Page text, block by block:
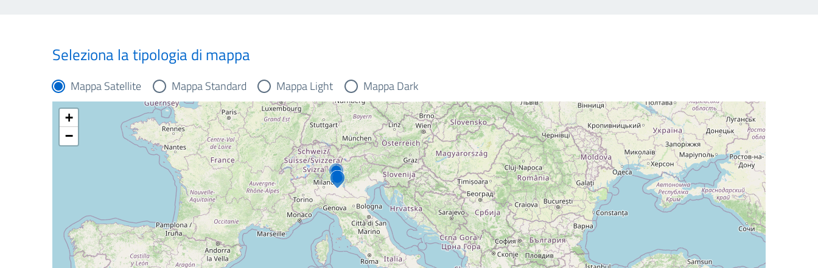
Seleziona la tipologia di mappa
Mappa Satellite Mappa Standard Mappa Light Mappa Dark
+
−